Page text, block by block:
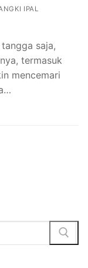
IPAL
saja,
termasuk
mencemari